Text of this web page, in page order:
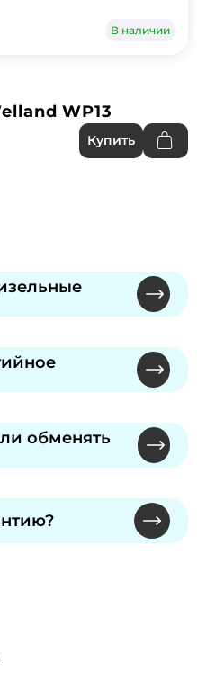
В наличии
WP13
Купить
центров.
при покупке.
по номеру из
— без него
ТО.
обменять
РФ "О
от 07.02.1992 N